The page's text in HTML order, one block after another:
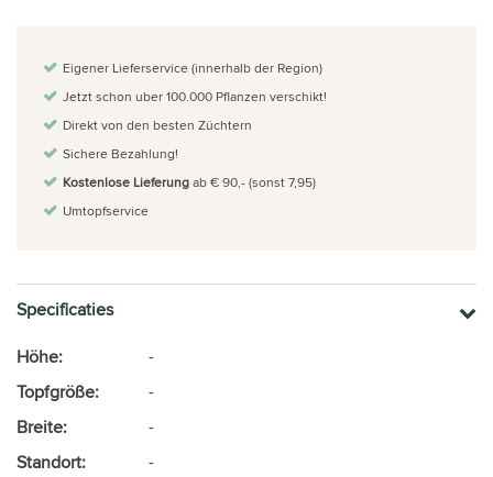
Eigener Lieferservice (innerhalb der Region)
Jetzt schon uber 100.000 Pflanzen verschikt!
Direkt von den besten Züchtern
Sichere Bezahlung!
Kostenlose Lieferungab € 90,- (sonst 7,95)
Umtopfservice
Specificaties
Höhe:
-
Topfgröße:
-
Breite:
-
Standort:
-